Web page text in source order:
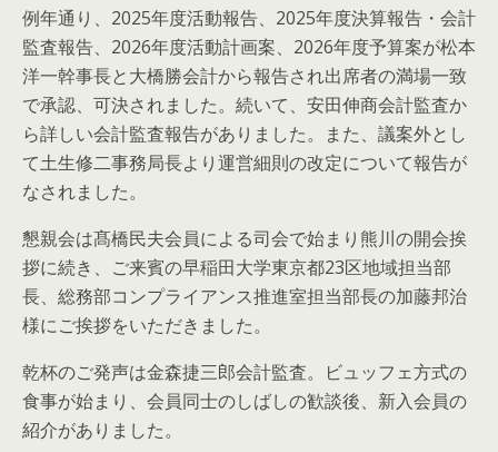
例年通り、2025年度活動報告、2025年度決算報告・会計
監査報告、2026年度活動計画案、2026年度予算案が松本
洋一幹事長と大橋勝会計から報告され出席者の満場一致
で承認、可決されました。続いて、安田伸商会計監査か
ら詳しい会計監査報告がありました。また、議案外とし
て土生修二事務局長より運営細則の改定について報告が
なされました。
懇親会は髙橋民夫会員による司会で始まり熊川の開会挨
拶に続き、ご来賓の早稲田大学東京都23区地域担当部
長、総務部コンプライアンス推進室担当部長の加藤邦治
様にご挨拶をいただきました。
乾杯のご発声は金森捷三郎会計監査。ビュッフェ方式の
食事が始まり、会員同士のしばしの歓談後、新入会員の
紹介がありました。